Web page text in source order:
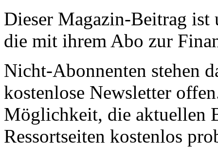
Dieser Magazin-Beitrag ist
die mit ihrem Abo zur
Nicht-Abonnenten stehen
kostenlose Newsletter
Möglichkeit, die aktuellen
Ressortseiten kostenlos